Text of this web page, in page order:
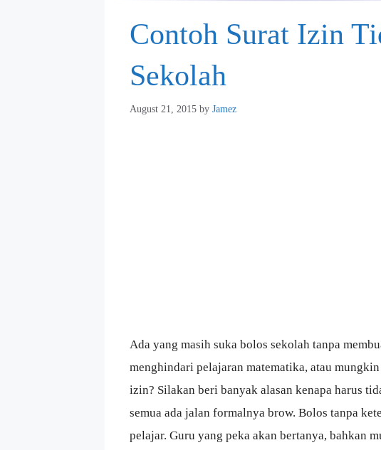
Contoh Surat Izin
Sekolah
August 21, 2015 by Jamez
Ada yang masih suka bolos sekolah tanpa
menghindari pelajaran matematika, atau
izin? Silakan beri banyak alasan kenapa harus
semua ada jalan formalnya brow. Bolos tanpa
pelajar. Guru yang peka akan bertanya, bahkan